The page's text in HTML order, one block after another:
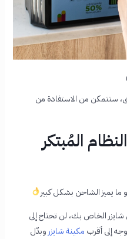
ستتمكن من الاستفادة من
المُبتكر
ما يميز الشاحن بشكل كبير
الخاص بك، لن تحتاج إلى
إلى أقرب مكينة شايزر وبدّل